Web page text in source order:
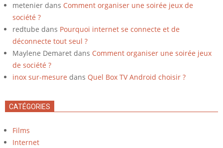
metenier dans Comment organiser une soirée jeux de
société ?
redtube dans Pourquoi internet se connecte et de
déconnecte tout seul ?
Maylene Demaret dans Comment organiser une soirée jeux
de société ?
inox sur-mesure dans Quel Box TV Android choisir ?
CATÉGORIES
Films
Internet